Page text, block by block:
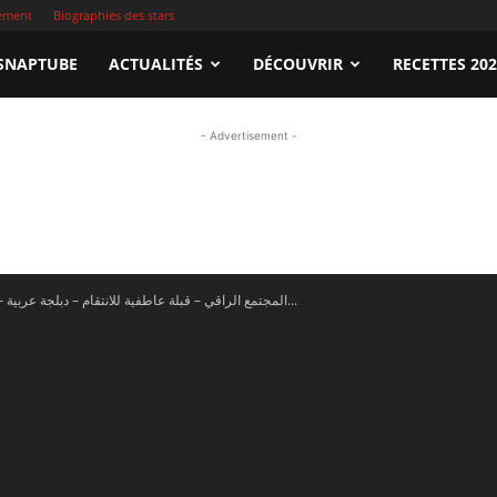
Biographies des stars
ACTUALITÉS DÉCOUVRIR RECETTES
- Advertisement -
En vidéo – المجتمع الراقي – قبلة عاطفية للانتقام – دبلجة عربية...